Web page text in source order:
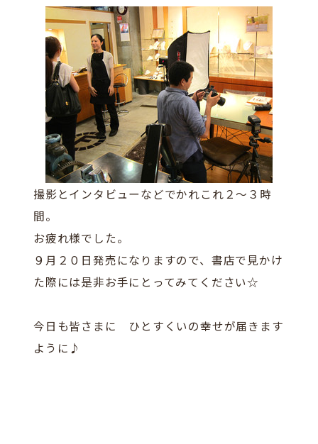
撮影とインタビューなどでかれこれ２～３時
間。
お疲れ様でした。
９月２０日発売になりますので、書店で見かけ
た際には是非お手にとってみてください☆
今日も皆さまに ひとすくいの幸せが届きます
ように♪